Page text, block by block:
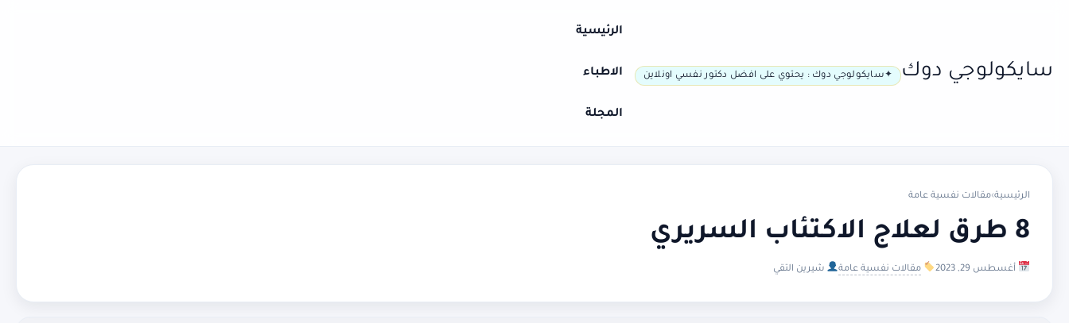
سايكولوجي دوك سايكولوجي دوك : يحتوي على افضل دكتور نفسي اونلاين
الرئيسية
الاطباء
المجلة
الرئيسية›مقالات نفسية عامة
8 طرق لعلاج الاكتئاب السريري
أغسطس 29, 2023 مقالات نفسية عامة شيرين التقي